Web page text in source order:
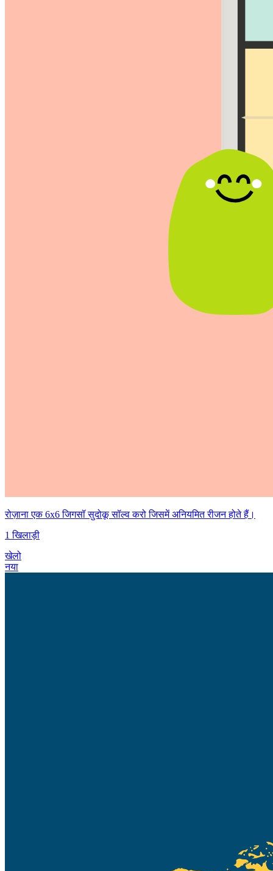
रोज़ाना एक 6x6 जिगसॉ सुदोकू सॉल्व करो जिसमें अनियमित रीजन होते हैं।
1 खिलाड़ी
खेलो
नया